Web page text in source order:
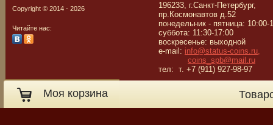
Copyright © 2014 - 2026
Читайте нас:
196233, г.Санкт-Петербург,
пр.Космонавтов д.52
понедельник - пятница: 10:00-
суббота: 11:30-17:00
воскресенье: выходной
e-mail: info@status-coins.ru,
coins_spb@mail.ru
тел: т. +7 (911) 927-98-97
Моя корзина